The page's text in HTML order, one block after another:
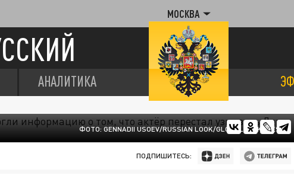
МОСКВА
АНАЛИТИКА
ФОТО: GENNADII USOEV/RUSSIAN LOOK/GLOBALLOOKPRESS
ПОДПИШИТЕСЬ: